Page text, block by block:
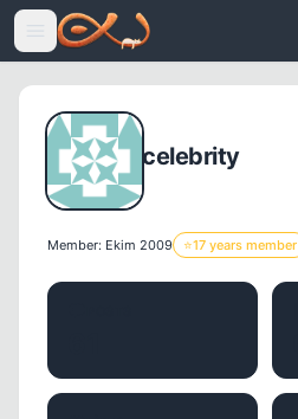
Icerige atla
celebrity
Member: Ekim 2009 ⭐17 years member